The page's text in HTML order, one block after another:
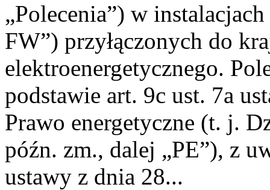
„Polecenia”) w
FW”) przyłączonych do
elektroenergetycznego.
podstawie art. 9c ust. 7a
Prawo energetyczne (t. j.
późn. zm., dalej „PE”), z
ustawy z dnia 28...